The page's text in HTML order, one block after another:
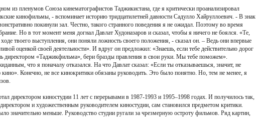
из пленумов Союза кинематографистов Таджикистана, где я критически проанализировал
кинофильмы, - вспоминает историю тридцатилетней давности Садулло Хайруллоевич. - В знак
покинули зал. Честно, такого странного поведения я не ожидал. Поэтому во время
Но в тот момент меня догнал Давлат Худоназаров и сказал, чтобы я ничего не боялся. «Те,
твоего выступления, они поняли ложность своего положения, - сказал он. – Ведь они впервые
оценкой своей деятельности». И вдруг он предложил: «Знаешь, если тебе действительно дорог
директором «Таджикфильма», бери бразды правления в свои руки. Мы тебе поможем».
что я поначалу отказался. На что Давлат сказал: «Если ты отказываешься, значит, не
кино». Конечно, не все кинокритики обязаны руководить. Это было понятно. Но, тем не менее, я
директором киностудии 11 лет с перерывами в 1987-1993 и 1995–1998 годах. И получилось так,
и художественным руководителем киностудии, сам становился предметом критики.
значительно меньше. Руководство студии ругали за чрезмерную остроту фильмов. Ряд картин,